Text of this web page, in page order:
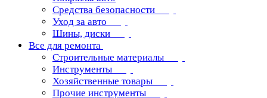
Средства безопасности
Уход за авто
Шины, диски
Все для ремонта
Строительные материалы
Инструменты
Хозяйственные товары
Прочие инструменты